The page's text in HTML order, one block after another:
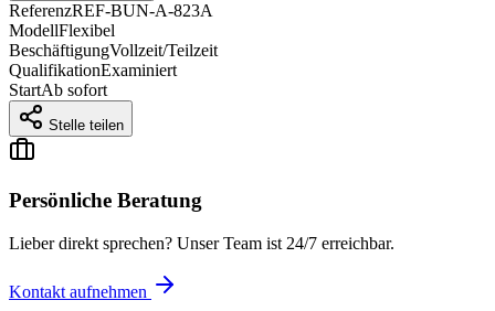
ReferenzREF-BUN-A-823A
ModellFlexibel
BeschäftigungVollzeit/Teilzeit
QualifikationExaminiert
StartAb sofort
Stelle teilen
Persönliche Beratung
Lieber direkt sprechen? Unser Team ist 24/7 erreichbar.
Kontakt aufnehmen